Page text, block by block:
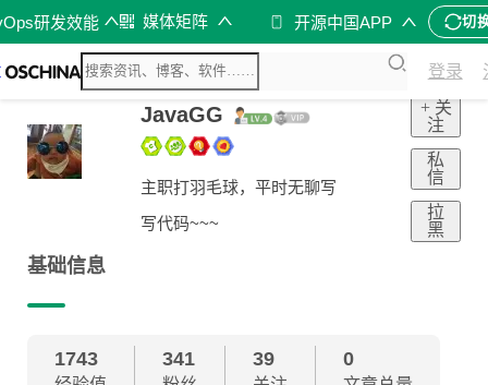
研发效能 媒体矩阵 开源中国APP 切
登录
JavaGG
主职打羽毛球，平时无聊写
写代码~~~
+ 关
注
私
信
拉
黑
基础信息
1743 341 39 0